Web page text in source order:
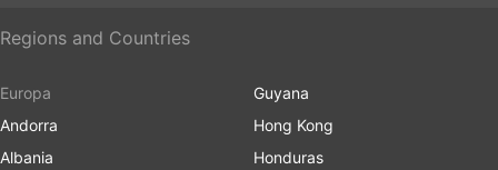
Regions and Countries
Europa
Andorra
Albania
Guyana
Hong Kong
Honduras